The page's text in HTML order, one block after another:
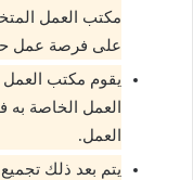
مكتب العمل
على فرصة عمل
يقوم مكتب
العمل الخاصة به
العمل.